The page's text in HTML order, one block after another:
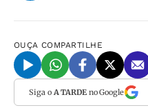
OUÇA COMPARTILHE
Siga o A TARDEno Google